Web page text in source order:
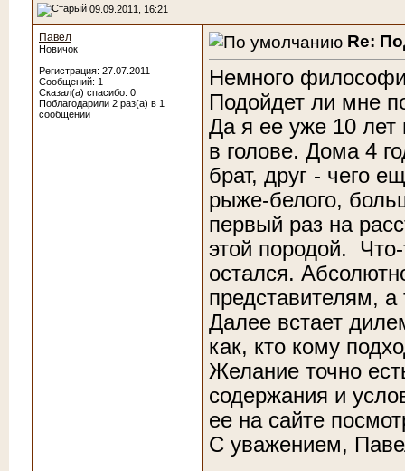
09.09.2011, 16:21
Павел
Новичок
Регистрация: 27.07.2011
Сообщений: 1
Сказал(а) спасибо: 0
Поблагодарили 2 раз(а) в 1
сообщении
Re:
Немного
Подойдет ли мне
Да я ее уже 10 лет
в голове. Дома 4
брат, друг - чего
рыже-белого,
первый раз на
этой породой.
остался.
представителям, а
Далее встает
как, кто кому
Желание точно
содержания и
ее на сайте
С уважением,